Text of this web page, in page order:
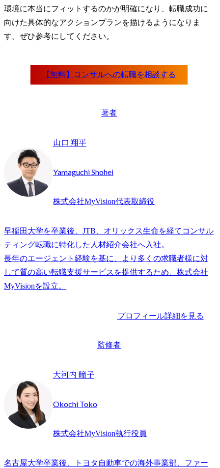
環境に本当にフィットするのかが明確になり、転職成功に
向けた具体的なアクションプランを描けるようになりま
す。ぜひ参考にしてください。
著者
山口 翔平
Yamaguchi Shohei
株式会社MyVision代表取締役
早稲田大学を卒業後、JTB、オリックス生命を経てコンサル
ティング転職に特化した人材紹介会社へ入社。
長年のエージェント経験を基に、より多くの求職者様に対
して質の高い転職支援サービスを提供するため、株式会社
プロフィール詳細を見る
監修者
大河内 瞳子
Okochi Toko
株式会社MyVision執行役員
名古屋大学卒業後、トヨタ自動車での海外事業部、ファー